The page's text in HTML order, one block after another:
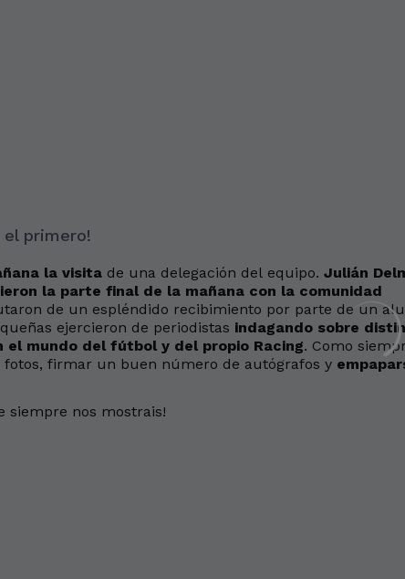
el primero!
la visita de una delegación del equipo. Julián
la parte final de la mañana con la comunidad
de un espléndido recibimiento por parte de un
ejercieron de periodistas indagando sobre
el mundo del fútbol y del propio Racing. Como
firmar un buen número de autógrafos y
siempre nos mostrais!